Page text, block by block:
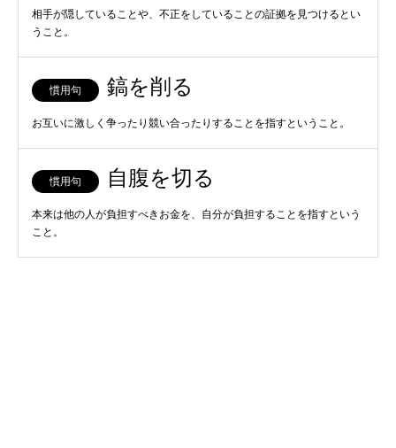
相手が隠していることや、不正をしていることの証拠を見つけるとい
うこと。
慣用句 鎬を削る
お互いに激しく争ったり競い合ったりすることを指すということ。
慣用句 自腹を切る
本来は他の人が負担すべきお金を、自分が負担することを指すという
こと。